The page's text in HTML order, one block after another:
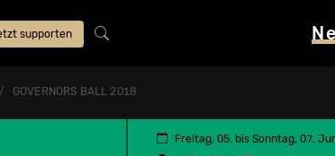
supporten
GOVERNORS BALL 2018
Freitag, 05. bis Sonntag, 07.